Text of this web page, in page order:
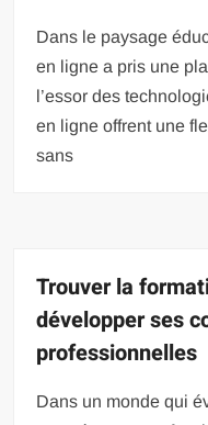
Dans le paysage
en ligne a pris une
l’essor des
en ligne offrent une
sans
Trouver la
développer ses
professionnelles
Dans un monde qui